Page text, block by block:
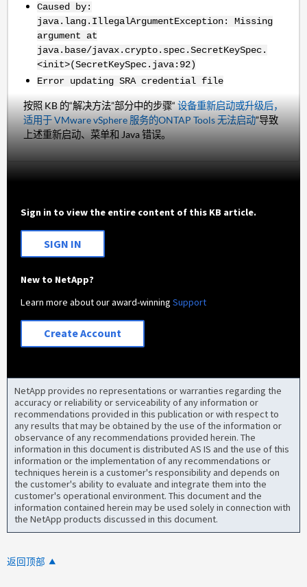
Caused by:
java.lang.IllegalArgumentException: Missing
argument at
java.base/javax.crypto.spec.SecretKeySpec.
<init>(SecretKeySpec.java:92)
Error updating SRA credential file
按照 KB 的“解决方法”部分中的步骤“ 设备重新启动或升级后，
适用于 VMware vSphere 服务的ONTAP Tools 无法启动”导致
上述重新启动、菜单和 Java 错误。
Sign in to view the entire content of this KB article.
SIGN IN
New to NetApp?
Learn more about our award-winningSupport
Create Account
NetApp provides no representations or warranties regarding the
accuracy or reliability or serviceability of any information or
recommendations provided in this publication or with respect to
any results that may be obtained by the use of the information or
observance of any recommendations provided herein. The
information in this document is distributed AS IS and the use of this
information or the implementation of any recommendations or
techniques herein is a customer's responsibility and depends on
the customer's ability to evaluate and integrate them into the
customer's operational environment. This document and the
information contained herein may be used solely in connection with
the NetApp products discussed in this document.
返回顶部